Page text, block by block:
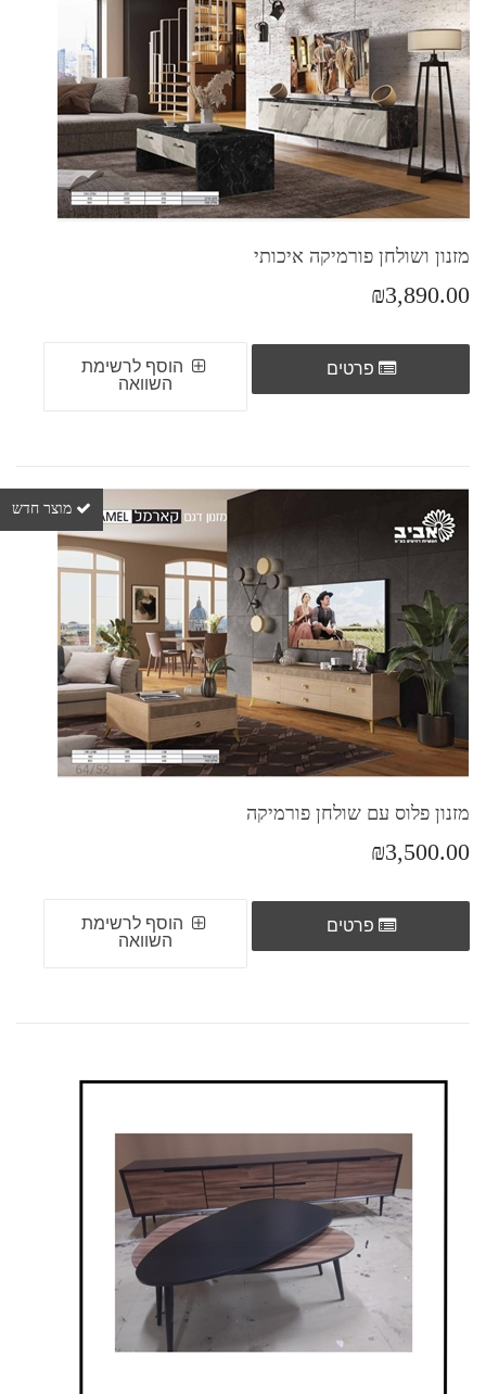
מזנון ושולחן פורמיקה איכותי
₪3,890.00
פרטים
הוסף לרשימת
השוואה
מוצר חדש
מזנון פלוס עם שולחן פורמיקה
₪3,500.00
פרטים
הוסף לרשימת
השוואה